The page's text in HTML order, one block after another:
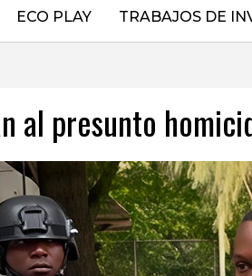
ECO PLAY TRABAJOS DE
al presunto